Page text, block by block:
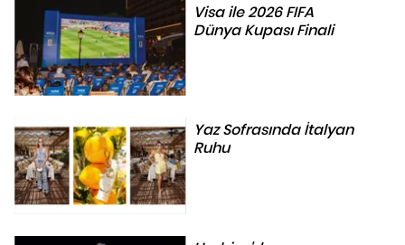
Visa ile 2026 FIFA
Dünya Kupası Finali
Yaz Sofrasında İtalyan
Ruhu